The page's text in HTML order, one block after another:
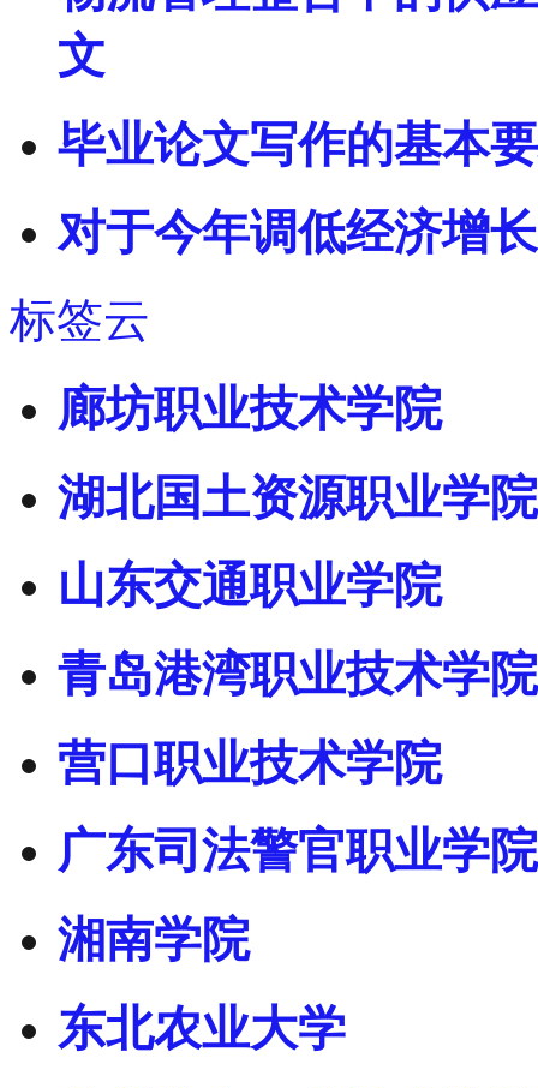
文
毕业论文写作的基本
对于今年调低经济增
标签云
廊坊职业技术学院
湖北国土资源职业学院
山东交通职业学院
青岛港湾职业技术学院
营口职业技术学院
广东司法警官职业学院
湘南学院
东北农业大学